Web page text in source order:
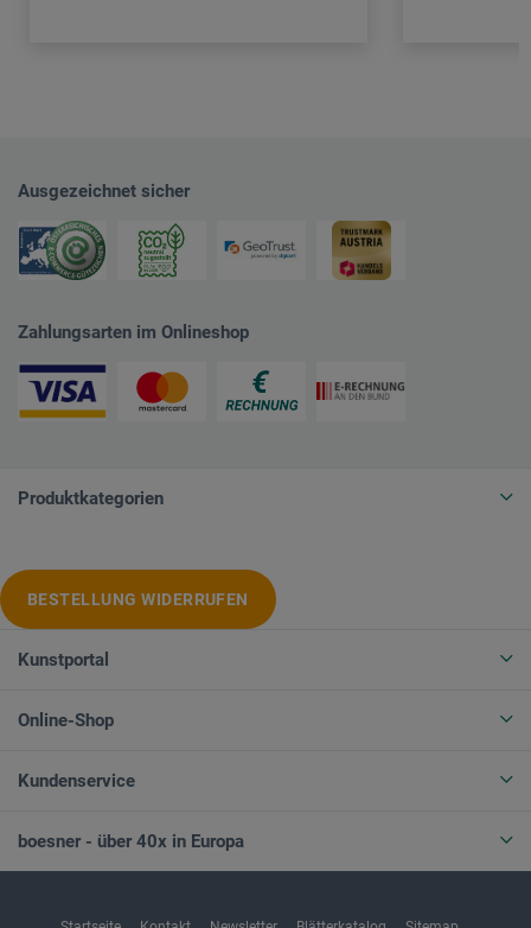
Ausgezeichnet sicher
Zahlungsarten im Onlineshop
Produktkategorien
BESTELLUNG WIDERRUFEN
Kunstportal
Online-Shop
Kundenservice
boesner - über 40x in Europa